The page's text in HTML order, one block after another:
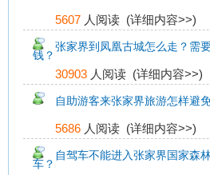
5607人阅读 (详细内容>>)
张家界到凤凰古城怎么走？需
钱？
30903人阅读 (详细内容>>)
自助游客来张家界旅游怎样避
5686人阅读 (详细内容>>)
自驾车不能进入张家界国家森
车？